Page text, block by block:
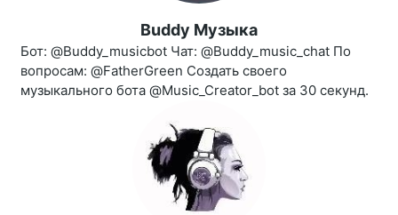
Buddy Музыка
Бот: @Buddy_musicbot Чат: @Buddy_music_chat По
вопросам: @FatherGreen Создать своего
музыкального бота @Music_Creator_bot за 30 секунд.